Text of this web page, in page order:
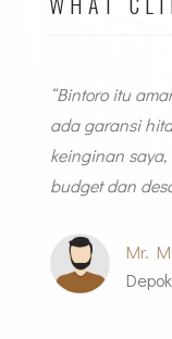
“Bintoro itu
ada garansi
keinginan saya,
budget dan
Mr. M
Depok